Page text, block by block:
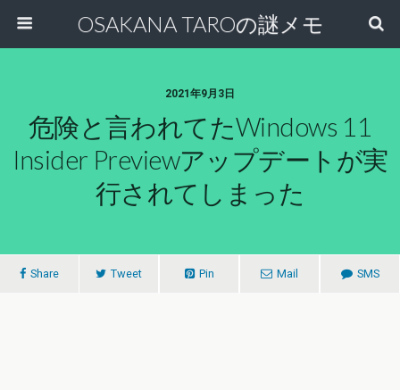
OSAKANA TAROの謎メモ
2021年9月3日
危険と言われてたWindows 11
Insider Previewアップデートが実
行されてしまった
Share Tweet Pin Mail SMS